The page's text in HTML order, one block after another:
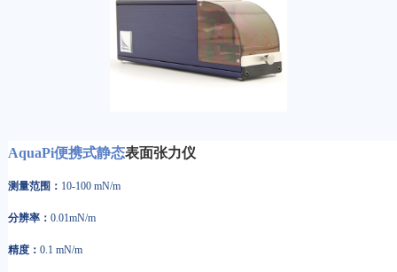
AquaPi便携式静态表面张力仪
测量范围： 10-100 mN/m
分辨率： 0.01mN/m
精度： 0.1 mN/m